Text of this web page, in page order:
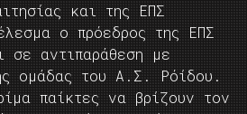
και της ΕΠΣ
ο πρόεδρος της ΕΠΣ
σε αντιπαράθεση με
ομάδας του Α.Σ. Ρόίδου.
παίκτες να βρίζουν τον